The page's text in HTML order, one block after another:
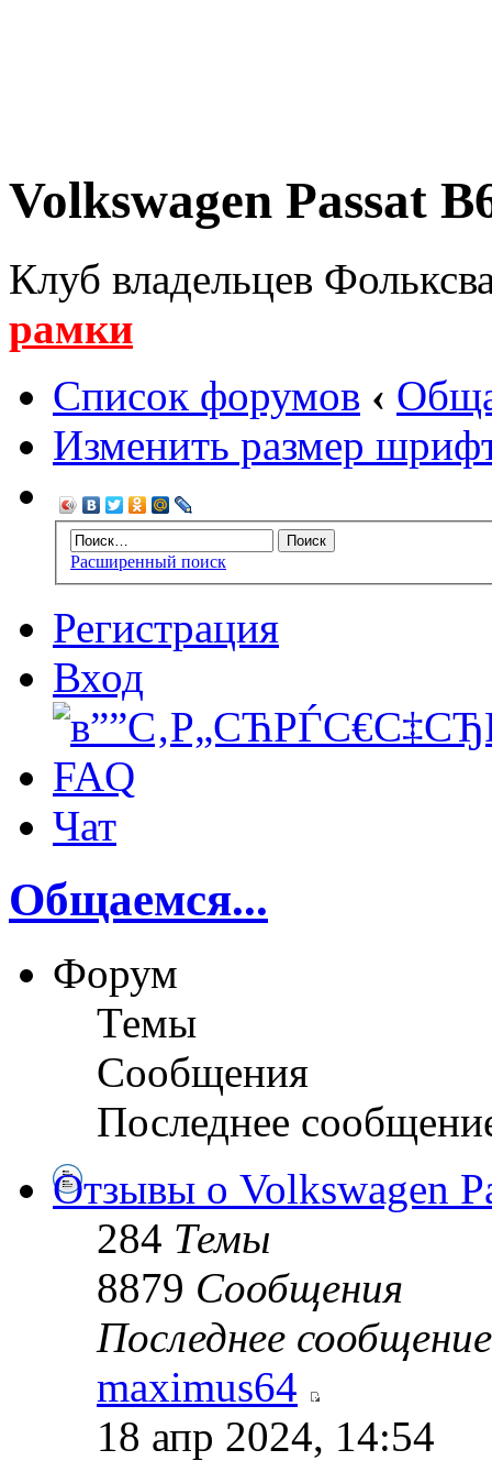
Volkswagen Passat
Клуб владельцев
рамки
Список форумов ‹
Изменить размер
Расширенный поиск
Регистрация
Вход
FAQ
Чат
Общаемся...
Форум
Темы
Сообщения
Последнее
Отзывы о Volkswagen
284 Темы
8879 Сообщения
Последнее сообщение
maximus64
18 апр 2024, 14:54